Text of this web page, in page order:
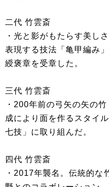
二代 竹雲斎
・光と影がもたらす美し
表現する技法「亀甲編み
綬褒章を受章した。
三代 竹雲斎
・200年前の弓矢の矢の
成により面を作るスタイ
七技」に取り組んだ。
四代 竹雲斎
・2017年襲名。伝統的な